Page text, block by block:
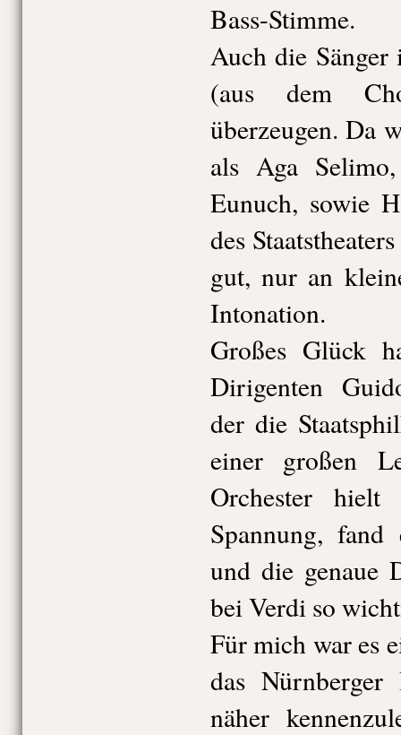
Bass-Stimme.
Auch die
(aus dem
überzeugen. Da
als Aga
Eunuch, sowie
des
gut, nur an
Intonation.
Großes Glück
Dirigenten
der die
einer großen
Orchester
Spannung,
und die genaue
bei Verdi so
Für mich war es
das Nürnberger
näher